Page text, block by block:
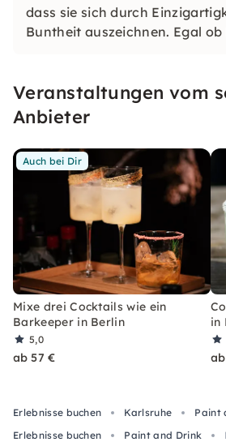
dass sie sich durch
Buntheit auszeichnen. Egal
erleben, welches Du so schnell
wirst.
Veranstaltungen vom
Anbieter
Auch bei Dir
Mixe drei Cocktails wie ein
Barkeeper in Berlin
5,0
ab 57 €
in
Erlebnisse buchen Karlsruhe Paint
Erlebnisse buchen
Paint and Drink